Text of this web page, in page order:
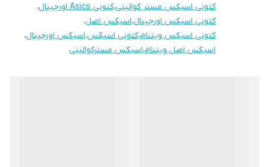
کتونی اسیکس مستر کوالیتی،کتونی Asics اورجینال
،
کتونی اسیکس اورجینال،اسیکس اصل،
کتونی اسیکس ویتنام،کتونی اسیکس،اسیکس اورجینال،
اسیکس اصل ویتنام،اسیکس مسترکوالیتی